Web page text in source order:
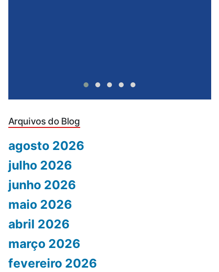
Arquivos do Blog
agosto 2026
julho 2026
junho 2026
maio 2026
abril 2026
março 2026
fevereiro 2026